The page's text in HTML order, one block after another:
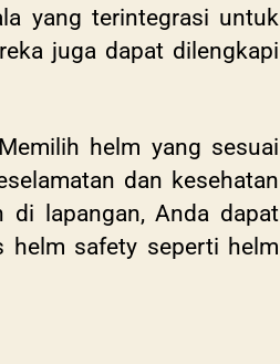
yang terintegrasi untuk
juga dapat dilengkapi
helm yang sesuai
dan kesehatan
di lapangan, Anda dapat
helm safety seperti helm